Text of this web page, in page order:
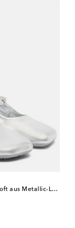
Mary-Jane-Ballerinas Pebble Soft aus Metallic-Leder